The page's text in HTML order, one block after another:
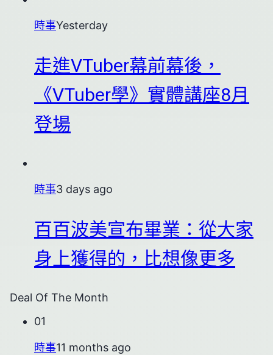
時事Yesterday
走進VTuber幕前幕後，
《VTuber學》實體講座8月
登場
時事3 days ago
百百波美宣布畢業：從大家
身上獲得的，比想像更多
Deal Of The Month
01
時事11 months ago